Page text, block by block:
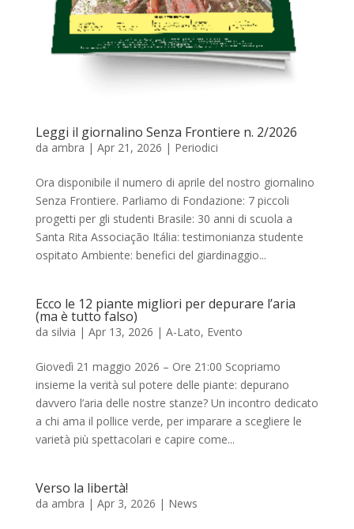
Leggi il giornalino Senza Frontiere n. 2/2026
da ambra | Apr 21, 2026 | Periodici
Ora disponibile il numero di aprile del nostro giornalino
Senza Frontiere. Parliamo di Fondazione: 7 piccoli
progetti per gli studenti Brasile: 30 anni di scuola a
Santa Rita Associação Itália: testimonianza studente
ospitato Ambiente: benefici del giardinaggio...
Ecco le 12 piante migliori per depurare l’aria
(ma è tutto falso)
da silvia | Apr 13, 2026 | A-Lato, Evento
Giovedì 21 maggio 2026 – Ore 21:00 Scopriamo
insieme la verità sul potere delle piante: depurano
davvero l’aria delle nostre stanze? Un incontro dedicato
a chi ama il pollice verde, per imparare a scegliere le
varietà più spettacolari e capire come...
Verso la libertà!
da ambra | Apr 3, 2026 | News